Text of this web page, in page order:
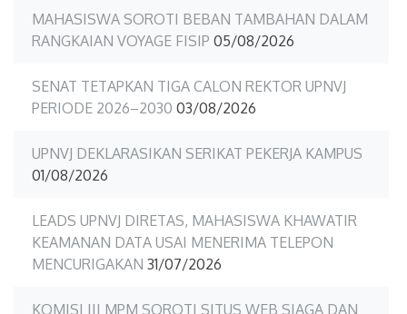
MAHASISWA SOROTI BEBAN TAMBAHAN DALAM
RANGKAIAN VOYAGE FISIP 05/08/2026
SENAT TETAPKAN TIGA CALON REKTOR UPNVJ
PERIODE 2026–2030 03/08/2026
UPNVJ DEKLARASIKAN SERIKAT PEKERJA KAMPUS
01/08/2026
LEADS UPNVJ DIRETAS, MAHASISWA KHAWATIR
KEAMANAN DATA USAI MENERIMA TELEPON
MENCURIGAKAN 31/07/2026
KOMISI III MPM SOROTI SITUS WEB SIAGA DAN